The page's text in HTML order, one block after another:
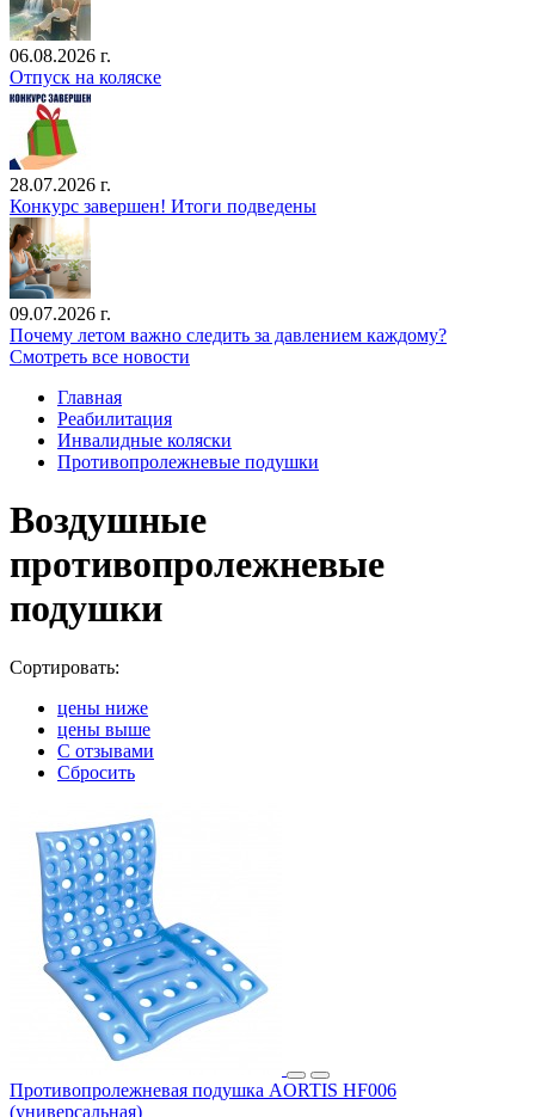
06.08.2026 г.
Отпуск на коляске
28.07.2026 г.
Конкурс завершен! Итоги подведены
09.07.2026 г.
Почему летом важно следить за давлением каждому?
Смотреть все новости
Главная
Реабилитация
Инвалидные коляски
Противопролежневые подушки
Воздушные
противопролежневые
подушки
Сортировать:
цены ниже
цены выше
С отзывами
Сбросить
Противопролежневая подушка AORTIS HF006
(универсальная)